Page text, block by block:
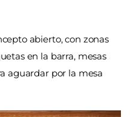
abierto, con zonas
en la barra, mesas
aguardar por la mesa